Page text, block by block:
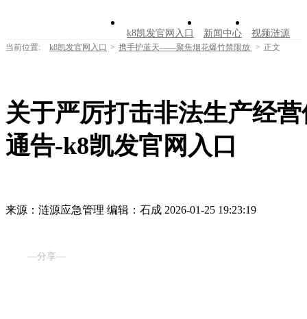
k8凯发官网入口 新闻中心 视频涟源
走进涟源
当前位置: k8凯发官网入口 > 携手护蓝天——聚焦烟花爆竹禁限放 > 正文
关于严厉打击非法生产经
通告-k8凯发官网入口
来源：涟源应急管理 编辑：石成 2026-01-25 19:23:19
—分享—